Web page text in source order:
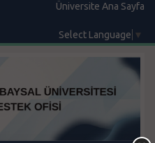
Üniversite Ana Sayfa
Select Language ▼